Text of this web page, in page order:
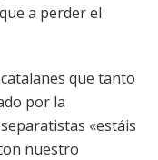
a perder el
que tanto
por la
«estáis
nuestro